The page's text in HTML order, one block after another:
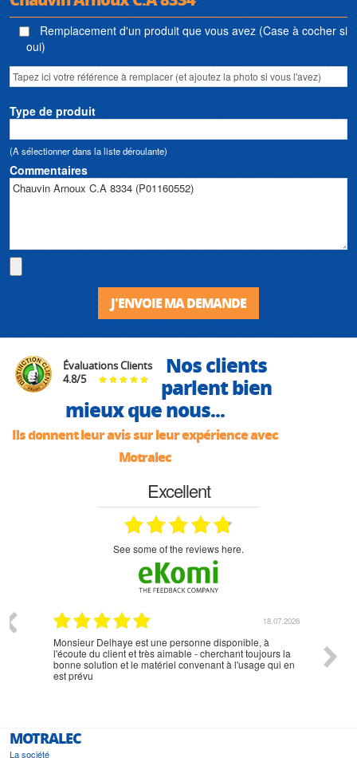
Remplacement d'un produit que vous avez (Case à cocher si
oui)
Type de produit
(A sélectionner dans la liste déroulante)
Commentaires
J'ENVOIE MA DEMANDE
Évaluations Clients
4.8/5
Nos clients
parlent bien
mieux que nous...
Ils donnent leur avis sur leur expérience avec
Motralec
Excellent
see some of the reviews here.
18.07.2026
Monsieur Delhaye est une personne disponible, à
l'écoute du client et très aimable - cherchant toujours la
bonne solution et le matériel convenant à l'usage qui en
est prévu
MOTRALEC
La société